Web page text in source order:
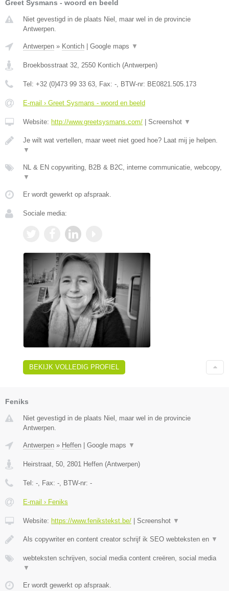
Greet Sysmans - woord en beeld
Niet gevestigd in de plaats Niel, maar wel in de provincie
Antwerpen.
Antwerpen » Kontich | Google maps ▼
Broekbosstraat 32 2550 Kontich (Antwerpen)
Tel: +32 (0)473 99 33 63 , Fax: - , BTW-nr: BE0821.505.173
E-mail › Greet Sysmans - woord en beeld
Website: http://www.greetsysmans.com/ | Screenshot ▼
Je wilt wat vertellen, maar weet niet goed hoe? Laat mij je helpen.
▼
NL & EN copywriting, B2B & B2C, interne communicatie, webcopy,
▼
Er wordt gewerkt op afspraak.
Sociale media:
BEKIJK VOLLEDIG PROFIEL
Feniks
Niet gevestigd in de plaats Niel, maar wel in de provincie
Antwerpen.
Antwerpen » Heffen Google maps ▼
Heirstraat, 50, 2801 Heffen (Antwerpen)
Tel: -, Fax: -, BTW-nr: -
E-mail › Feniks
Website: https://www.fenikstekst.be/ Screenshot ▼
Als copywriter en content creator schrijf ik SEO webteksten en ▼
webteksten schrijven, social media content creëren, social media
▼
Er wordt gewerkt op afspraak.